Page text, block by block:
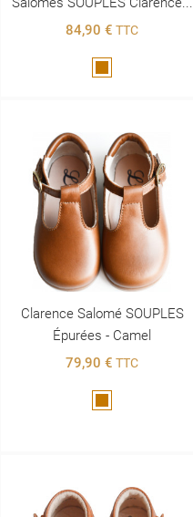
84,90 € TTC
Clarence Salomé SOUPLES
Épurées - Camel
79,90 € TTC